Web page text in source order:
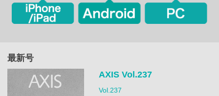
最新号
AXIS Vol.237
Vol.237